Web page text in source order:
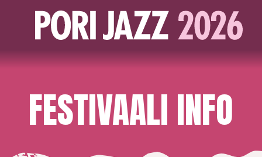
FESTIVAALI INFO